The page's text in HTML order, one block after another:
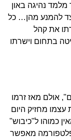
נהיגה באון
להמנע מהן… כל
את קהל
בתחום וישרתו
אולם מאז זרמו
מחזיק היום
כמוהו ל"כיבוש"
מאפשר